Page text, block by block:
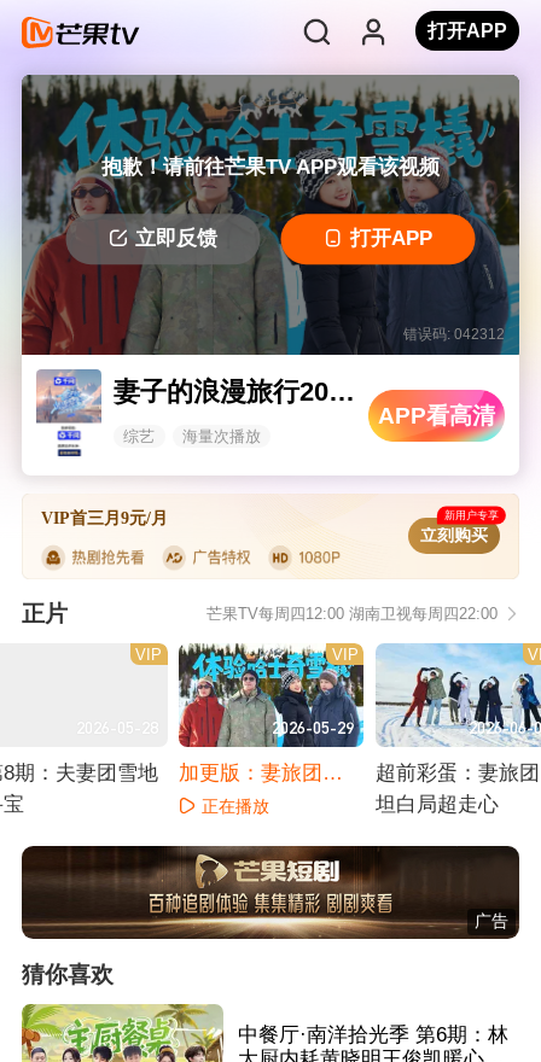
打开APP
抱歉！请前往芒果TV APP观看该视频
立即反馈 打开APP
错误码: 042312
妻子的浪漫旅行2026
综艺 海量次播放
APP看高清
VIP首三月9元/月 新用户专享
立刻购买
正片 芒果TV每周四12:00 湖南卫视每周四22:00
2026-05-28
VIP
期：夫妻团雪地
2026-05-29
VIP
加更版：妻旅团极
地冰浮之旅
正在播放
2026-06-
超前彩蛋：妻旅团
坦白局超走心
广告
猜你喜欢
中餐厅·南洋拾光季 第6期：林